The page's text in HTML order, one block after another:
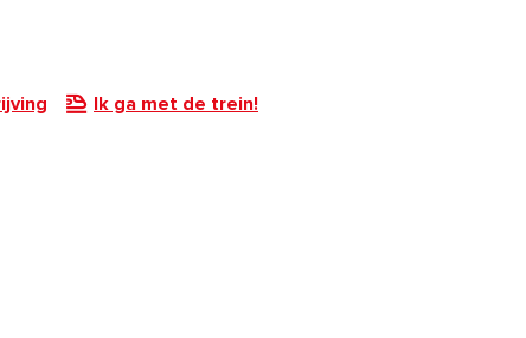
Ik ga met de trein!